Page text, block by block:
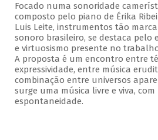
Focado numa sonoridade
composto pelo piano de Érika
Luis Leite, instrumentos tão
sonoro brasileiro, se destaca pelo
e virtuosismo presente no
A proposta é um encontro entre
expressividade, entre música
combinação entre universos
surge uma música livre e viva, com
espontaneidade.